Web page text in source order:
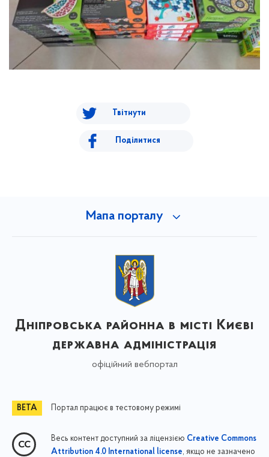
Твітнути
Поділитися
Мапа порталу
Дніпровська районна в місті Києві
державна адміністрація
офіційний вебпортал
Портал працює в тестовому режимі
Весь контент доступний за ліцензією Creative Commons
Attribution 4.0 International license, якщо не зазначено